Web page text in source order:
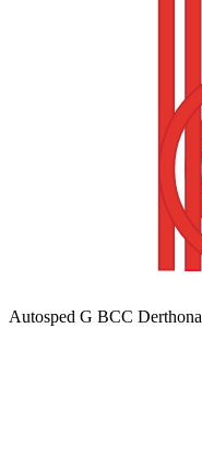
Autosped G BCC Derthona